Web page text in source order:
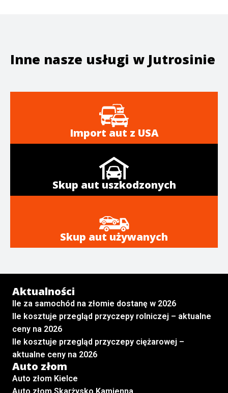
Inne nasze usługi w Jutrosinie
Import aut z USA
Skup aut uszkodzonych
Skup aut używanych
Aktualności
Ile za samochód na złomie dostanę w 2026
Ile kosztuje przegląd przyczepy rolniczej – aktualne
ceny na 2026
Ile kosztuje przegląd przyczepy ciężarowej –
aktualne ceny na 2026
Auto złom
Auto złom Kielce